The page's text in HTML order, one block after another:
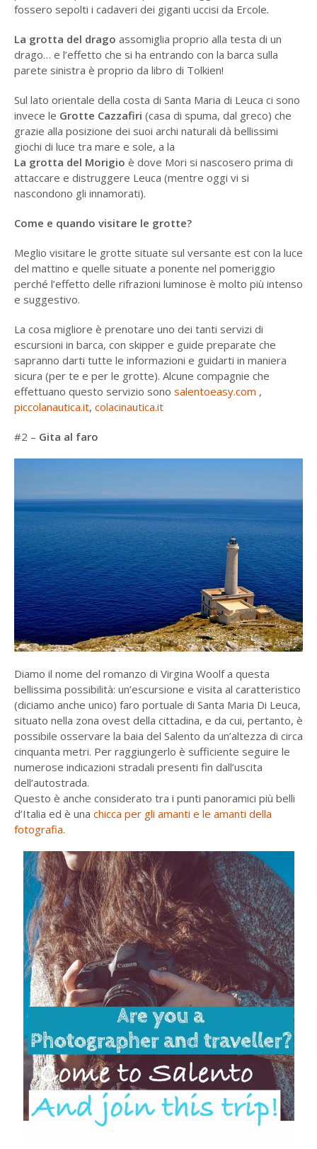
fossero sepolti i cadaveri dei giganti uccisi da Ercole.
La grotta del drago assomiglia proprio alla testa di un
drago… e l’effetto che si ha entrando con la barca sulla
parete sinistra è proprio da libro di Tolkien!
Sul lato orientale della costa di Santa Maria di Leuca ci sono
invece le Grotte Cazzafiri (casa di spuma, dal greco) che
grazie alla posizione dei suoi archi naturali dà bellissimi
giochi di luce tra mare e sole, a la
La grotta del Morigio è dove Mori si nascosero prima di
attaccare e distruggere Leuca (mentre oggi vi si
nascondono gli innamorati).
Come e quando visitare le grotte?
Meglio visitare le grotte situate sul versante est con la luce
del mattino e quelle situate a ponente nel pomeriggio
perché l’effetto delle rifrazioni luminose è molto più intenso
e suggestivo.
La cosa migliore è prenotare uno dei tanti servizi di
escursioni in barca, con skipper e guide preparate che
sapranno darti tutte le informazioni e guidarti in maniera
sicura (per te e per le grotte). Alcune compagnie che
effettuano questo servizio sono salentoeasy.com ,
piccolanautica.it, colacinautica.it
#2 – Gita al faro
Diamo il nome del romanzo di Virgina Woolf a questa
bellissima possibilità: un’escursione e visita al caratteristico
(diciamo anche unico) faro portuale di Santa Maria Di Leuca,
situato nella zona ovest della cittadina, e da cui, pertanto, è
possibile osservare la baia del Salento da un’altezza di circa
cinquanta metri. Per raggiungerlo è sufficiente seguire le
numerose indicazioni stradali presenti fin dall’uscita
dell’autostrada.
Questo è anche considerato tra i punti panoramici più belli
d’Italia ed è una chicca per gli amanti e le amanti della
fotografia.